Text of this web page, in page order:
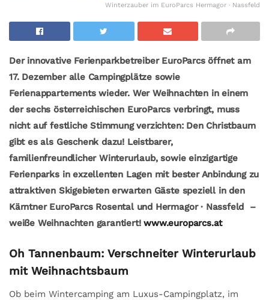
Winterzauber im EuroParcs Hermagor · Nassfeld
Der innovative Ferienparkbetreiber EuroParcs öffnet am
17. Dezember alle Campingplätze sowie
Ferienappartements wieder. Wer Weihnachten in einem
der sechs österreichischen EuroParcs verbringt, muss
nicht auf festliche Stimmung verzichten: Den Christbaum
gibt es als Geschenk dazu! Leistbarer,
familienfreundlicher Winterurlaub, sowie einzigartige
Ferienparks in exzellenten Lagen mit bester Anbindung zu
attraktiven Skigebieten erwarten Gäste speziell in den
Kärntner EuroParcs Rosental und Hermagor · Nassfeld –
weiße Weihnachten garantiert!www.europarcs.at
Oh Tannenbaum: Verschneiter Winterurlaub
mit Weihnachtsbaum
Ob beim Wintercamping am Luxus-Campingplatz, im